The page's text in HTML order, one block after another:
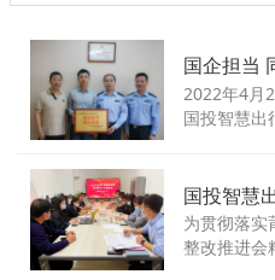
2022年4月
国投智慧出
常时期给予
为贯彻落实
整改推进会